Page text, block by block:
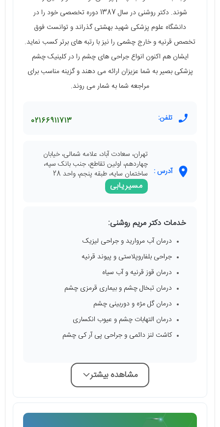
شوند. دکتر روشنی در سال 1387 دوره تخصصی خود را در
دانشگاه علوم پزشکی شهید بهشتی گذراند و توانست فوق
تخصص قرنیه و خارج چشمی را نیز با رتبه‌ های برتر کسب نماید.
ایشان هم اکنون انواع جراحی‌ های چشم را در کلینیک چشم
پزشکی بصیر به شما عزیزان ارائه می‌ دهند و گزینه مناسب برای
مراجعه شما به شمار می‌ روند.
تلفن: 02166911713
آدرس :
تهران، سعادت آباد، علامه شمالی، خیابان
چهاردهم، اولین تقاطع، جنب بانک سپه،
ساختمان سایه، طبقه پنجم، واحد 28
مسیریابی
خدمات دکتر مریم روشنی:
درمان آب مروارید و جراحی لیزیک
جراحی بلفاروپلاستی و پیوند قرنیه
درمان قوز قرنیه و آب سیاه
درمان تبخال چشم و بیماری قرمزی چشم
درمان گل مژه و دوربینی چشم
درمان التهابات چشم و عیوب انکساری
کاشت لنز دائمی و جراحی پی‌ آر کی چشم
مشاهده بیشتر